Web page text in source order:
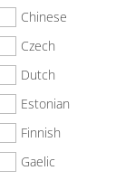
Chinese
Czech
Dutch
Estonian
Finnish
Gaelic